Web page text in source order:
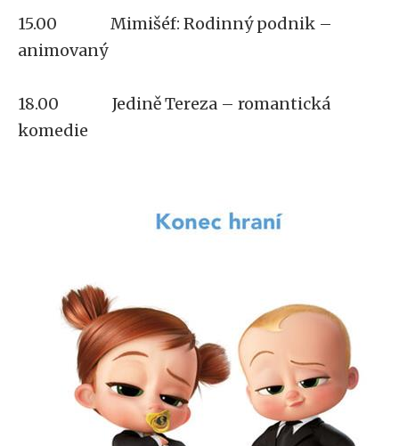
15.00 Mimišéf: Rodinný podnik –
animovaný
18.00 Jedině Tereza – romantická
komedie